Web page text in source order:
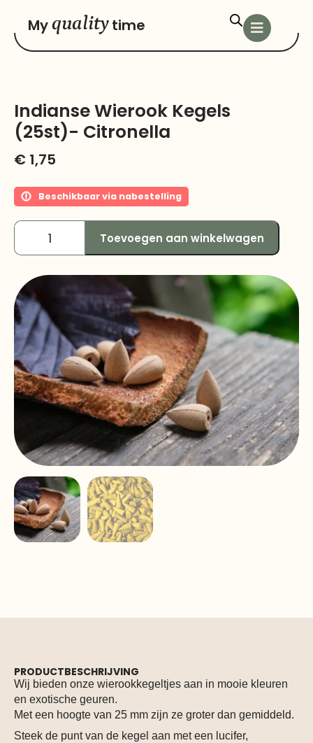
Myquality time
Indianse Wierook Kegels
(25st)- Citronella
€ 1,75
Beschikbaar via nabestelling
Toevoegen aan winkelwagen
PRODUCTBESCHRIJVING
Wij bieden onze wierookkegeltjes aan in mooie kleuren
en exotische geuren.
Met een hoogte van 25 mm zijn ze groter dan gemiddeld.
Steek de punt van de kegel aan met een lucifer,